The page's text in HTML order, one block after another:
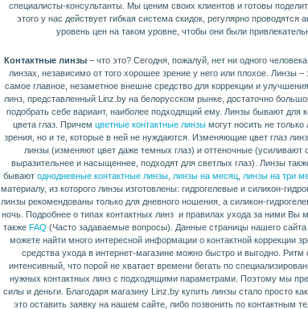
специалисты-консультанты. Мы ценим своих клиентов и готовы
этого у нас действует гибкая система скидок, регулярно проводятся
уровень цен на таком уровне, чтобы они были
Контактные линзы– что это? Сегодня, пожалуй, нет ни одного
линзах, независимо от того хорошее зрение у него или плохое. Линзы –
самое главное, незаметное внешне средство для коррекции и
линз, представленный Linz.by на белорусском рынке, достаточно
подобрать себе вариант, наиболее подходящий ему. Линзы бывают для
цвета глаз. Причем цветные контактные линзы могут носить не
зрения, но и те, которые в ней не нуждаются. Изменяющие цвет глаз
линзы (изменяют цвет даже темных глаз) и оттеночные (усиливают
выразительнее и насыщеннее, подходят для светлых глаз). Линзы
бывают однодневные контактные линзы, линзы на месяц, линзы на три
материалу, из которого линзы изготовлены: гидрогелевые и силикон-
линзы рекомендованы только для дневного ношения, а силикон-
ночь. Подробнее о типах контактных линз и правилах ухода за ними Вы
также FAQ (Часто задаваемые вопросы). Данные страницы нашего
можете найти много интересной информации о контактной коррекции
средства ухода в интернет-магазине можно быстро и выгодно. Ритм
интенсивный, что порой не хватает времени бегать по
нужных контактных линз с подходящими параметрами. Поэтому мы
силы и деньги. Благодаря магазину Linz.by купить линзы стало просто
это оставить заявку на нашем сайте, либо позвонить по контактным